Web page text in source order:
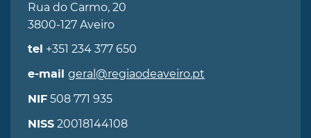
Rua do Carmo, 20
3800-127 Aveiro
tel +351 234 377 650
e-mail geral@regiaodeaveiro.pt
NIF 508 771 935
NISS 20018144108